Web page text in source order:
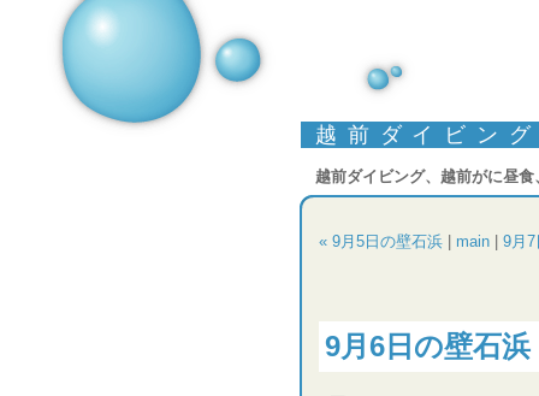
越前ダイビン
越前ダイビング、越前がに昼
« 9月5日の壁石浜 main 9月
9月6日の壁石浜